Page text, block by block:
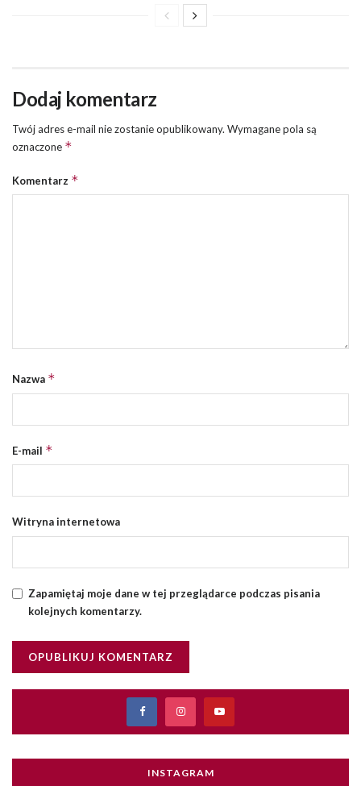
Dodaj komentarz
Twój adres e-mail nie zostanie opublikowany. Wymagane pola są
oznaczone *
Komentarz *
Nazwa *
E-mail *
Witryna internetowa
Zapamiętaj moje dane w tej przeglądarce podczas pisania
kolejnych komentarzy.
INSTAGRAM